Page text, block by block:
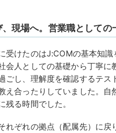
、現場へ。営業職としての
受けたのはJ:COMの基本知
会人としての基礎から丁寧
ごし、理解度を確認するテ
え合ったりしていました。
残る時間でした。
れぞれの拠点（配属先）に戻